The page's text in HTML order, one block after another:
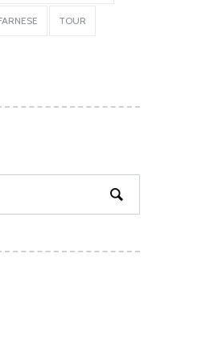
TOUR